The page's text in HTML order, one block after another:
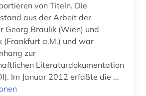
entwicklungspolitik (1)
epistemische logik (1)
erasmus von rotterdam (1)
von Titeln. Die
aus der Arbeit der
Georg Braulik (Wien) und
(Frankfurt a.M.) und war
zur
Literaturdokumentation
Im Januar 2012 erfaßte die ...